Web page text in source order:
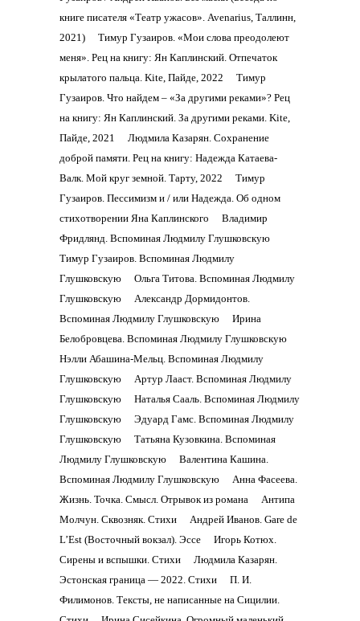
книге писателя «Театр ужасов». Avenarius, Таллинн,
2021)
Тимур Гузаиров. «Мои слова преодолеют
меня». Рец на книгу: Ян Каплинский. Отпечаток
крылатого пальца. Kite, Пайде, 2022
Тимур
Гузаиров. Что найдем – «За другими реками»? Рец
на книгу: Ян Каплинский. За другими реками. Kite,
Пайде, 2021
Людмила Казарян. Сохранение
доброй памяти. Рец на книгу: Надежда Катаева-
Валк. Мой круг земной. Тарту, 2022
Тимур
Гузаиров. Пессимизм и / или Надежда. Об одном
стихотворении Яна Каплинского
Владимир
Фридлянд. Вспоминая Людмилу Глушковскую
Тимур Гузаиров. Вспоминая Людмилу
Глушковскую
Ольга Титова. Вспоминая Людмилу
Глушковскую
Александр Дормидонтов.
Вспоминая Людмилу Глушковскую
Ирина
Белобровцева. Вспоминая Людмилу Глушковскую
Нэлли Абашина-Мельц. Вспоминая Людмилу
Глушковскую
Артур Лааст. Вспоминая Людмилу
Глушковскую
Наталья Сааль. Вспоминая Людмилу
Глушковскую
Эдуард Гамс. Вспоминая Людмилу
Глушковскую
Татьяна Кузовкина. Вспоминая
Людмилу Глушковскую
Валентина Кашина.
Вспоминая Людмилу Глушковскую
Анна Фасеева.
Жизнь. Точка. Смысл. Отрывок из романа
Антипа
Молчун. Сквозняк. Стихи
Андрей Иванов. Gare de
L’Est (Восточный вокзал). Эссе
Игорь Котюх.
Сирены и вспышки. Стихи
Людмила Казарян.
Эстонская граница — 2022. Стихи
П. И.
Филимонов. Тексты, не написанные на Сицилии.